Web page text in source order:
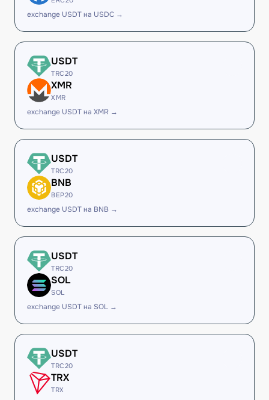
exchange USDT на USDC →
USDT
TRC20
XMR
XMR
exchange USDT на XMR →
USDT
TRC20
BNB
BEP20
exchange USDT на BNB →
USDT
TRC20
SOL
SOL
exchange USDT на SOL →
USDT
TRC20
TRX
TRX